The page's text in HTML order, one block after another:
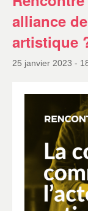
alliance
artistique
25 janvier 2023 -